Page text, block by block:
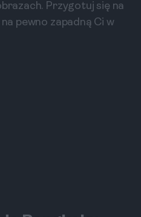
Przygotuj się na
pewno zapadną Ci w